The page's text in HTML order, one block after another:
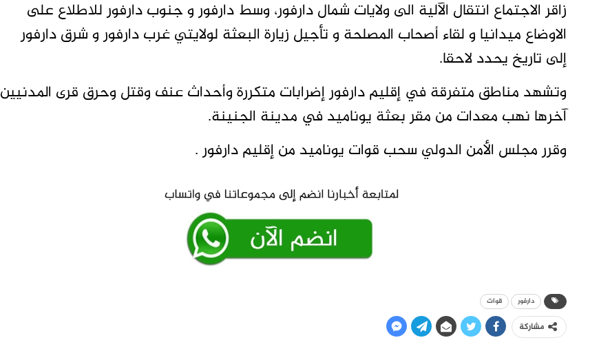
زاقر الاجتماع انتقال الآلية الى ولايات شمال دارفور، وسط دارفور و جنوب دارفور للاطلاع على
الاوضاع ميدانيا و لقاء أصحاب المصلحة و تأجيل زيارة البعثة لولايتي غرب دارفور و شرق دارفور
إلى تاريخ يحدد لاحقا.
وتشهد مناطق متفرقة في إقليم دارفور إضرابات متكررة وأحداث عنف وقتل وحرق قرى المدنيين
آخرها نهب معدات من مقر بعثة يوناميد في مدينة الجنينة.
وقرر مجلس الأمن الدولي سحب قوات يوناميد من إقليم دارفور .
دارفور قوات
مشاركة